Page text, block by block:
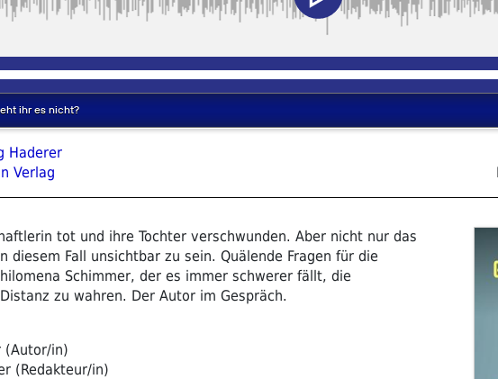
Haderer
Verlag
tot und ihre Tochter verschwunden. Aber nicht nur das
diesem Fall unsichtbar zu sein. Quälende Fragen für die
Schimmer, der es immer schwerer fällt, die
zu wahren. Der Autor im Gespräch.
(Autor/in)
(Redakteur/in)